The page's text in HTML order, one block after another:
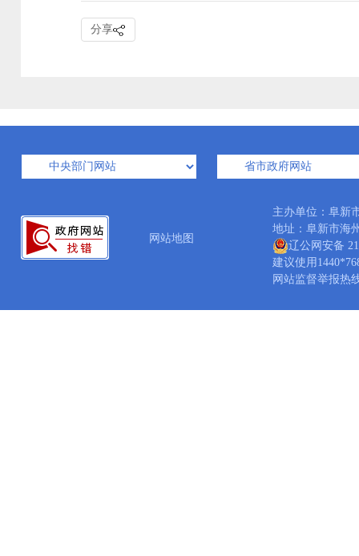
分享
网站地图
主办单位：阜
地址：阜新市海
辽公网安备
建议使用
网站监督举报热